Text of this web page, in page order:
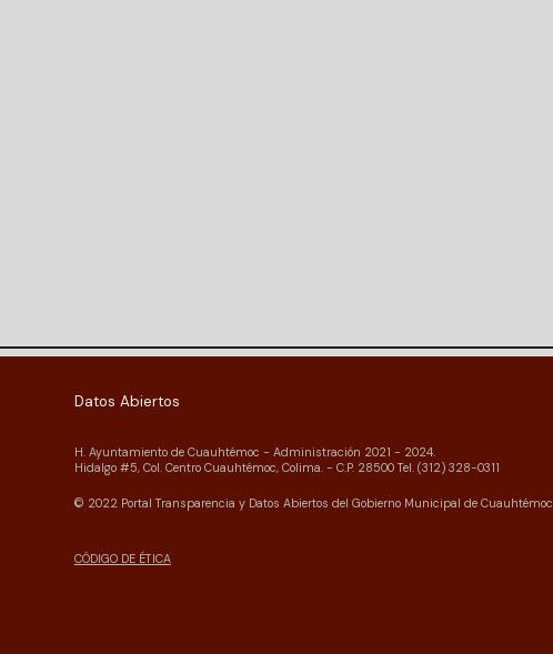
Datos Abiertos
H. Ayuntamiento de Cuauhtémoc - Administración 2021 - 2024.
Hidalgo #5, Col. Centro Cuauhtémoc, Colima. - C.P. 28500 Tel. (312) 328-0311
© 2022 Portal Transparencia y Datos Abiertos del Gobierno Municipal de Cuauhtémoc
CÓDIGO DE ÉTICA